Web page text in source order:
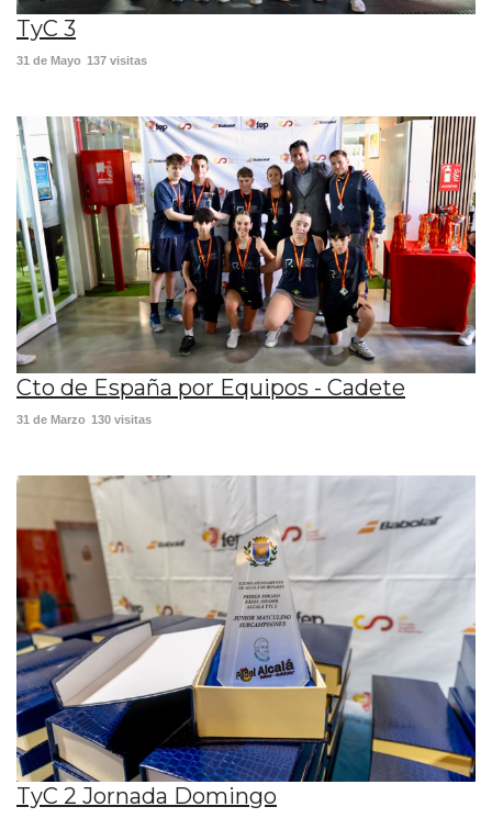
TyC 3
31 de Mayo 137 visitas
Cto de España por Equipos - Cadete
31 de Marzo 130 visitas
TyC 2 Jornada Domingo